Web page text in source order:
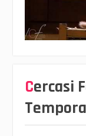
Cercasi Famiglie per affidi